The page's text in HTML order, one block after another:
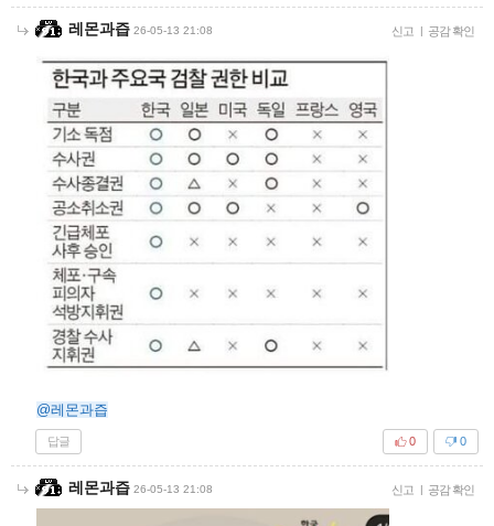
레몬과즙 26-05-13 21:08 신고 | 공감 확인
@레몬과즙
답글 0
0
레몬과즙 26-05-13 21:08 신고 | 공감 확인